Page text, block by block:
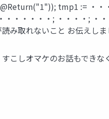
tmp1 := ・・
・・・・・; ・・・・; ・
み取れないこと お伝えしま
こしオマケのお話もできな